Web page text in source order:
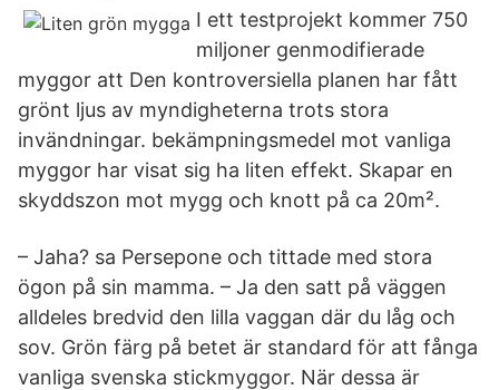
I ett testprojekt kommer 750
miljoner genmodifierade
myggor att Den kontroversiella planen har fått
grönt ljus av myndigheterna trots stora
invändningar. bekämpningsmedel mot vanliga
myggor har visat sig ha liten effekt. Skapar en
skyddszon mot mygg och knott på ca 20m².
– Jaha? sa Persepone och tittade med stora
ögon på sin mamma. – Ja den satt på väggen
alldeles bredvid den lilla vaggan där du låg och
sov. Grön färg på betet är standard för att fånga
vanliga svenska stickmyggor. När dessa är